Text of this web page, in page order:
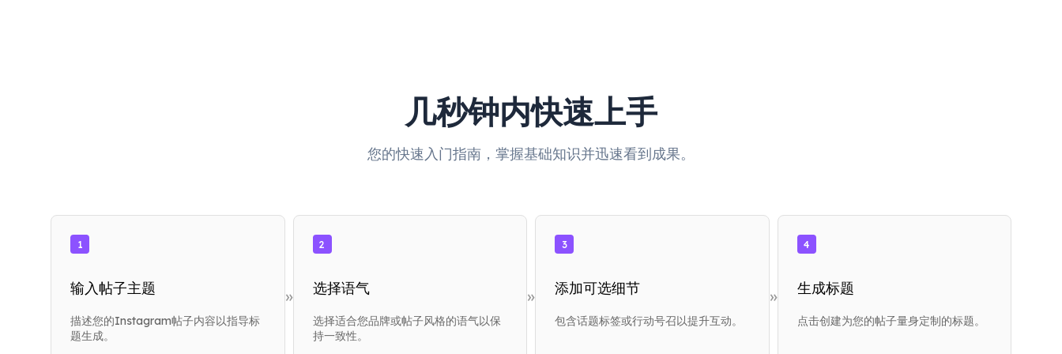
几秒钟内快速上手
您的快速入门指南，掌握基础知识并迅速看到成果。
1
输入帖子主题
描述您的Instagram帖子内容以指导标
题生成。
»
2
选择语气
选择适合您品牌或帖子风格的语气以保
持一致性。
»
3
添加可选细节
包含话题标签或行动号召以提升互动。
»
4
生成标题
点击创建为您的帖子量身定制的标题。